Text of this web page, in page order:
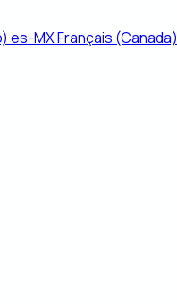
es-MXFrançais (Canada)